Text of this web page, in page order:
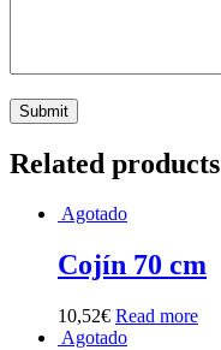
Related products
Agotado
Cojín 70 cm
10,52€ Read more
Agotado